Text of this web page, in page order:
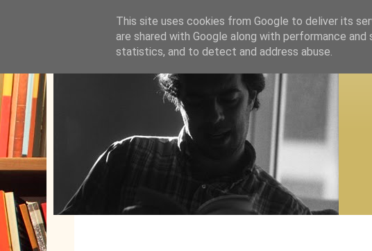
This site uses cookies from Google to deliver its
are shared with Google along with performance
statistics, and to detect and address abuse.